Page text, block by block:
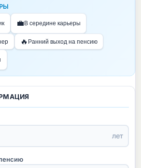
💼 В середине карьеры
🔥 Ранний выход на пенсию
лет